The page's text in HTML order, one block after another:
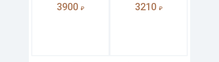
3900 ₽ 3210 ₽